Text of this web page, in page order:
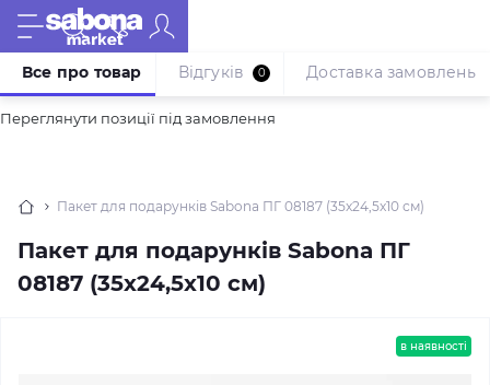
Переглянути позиції під замовлення
Пакет для подарунків Sabona ПГ 08187 (35x24,5x10 см)
Пакет для подарунків Sabona ПГ
08187 (35x24,5x10 см)
Все про товар Відгуків 0 Доставка замовлень
в наявності